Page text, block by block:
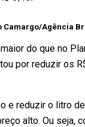
Camargo/Agência
do que no
por reduzir os
e reduzir o litro
alto. Ou seja,